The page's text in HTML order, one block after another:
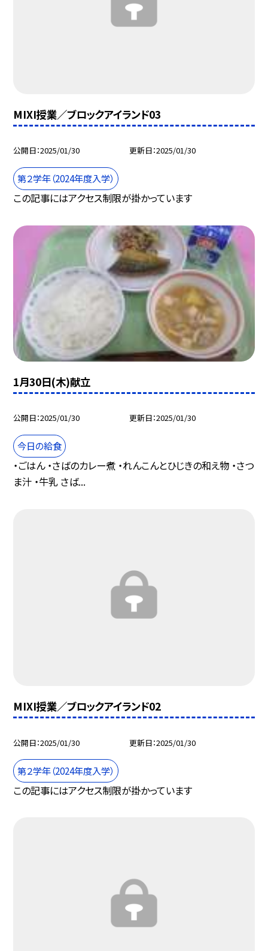
MIXI授業／ブロックアイランド03
公開日 2025/01/30 更新日 2025/01/30
第２学年（2024年度入学）
この記事にはアクセス制限が掛かっています
1月30日(木)献立
公開日 2025/01/30 更新日 2025/01/30
今日の給食
・ごはん ・さばのカレー煮 ・れんこんとひじきの和え物 ・さつ
ま汁 ・牛乳 さば...
MIXI授業／ブロックアイランド02
公開日 2025/01/30 更新日 2025/01/30
第２学年（2024年度入学）
この記事にはアクセス制限が掛かっています